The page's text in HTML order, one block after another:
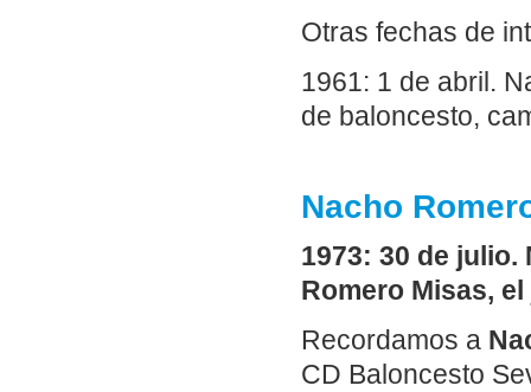
Otras fechas de
1961: 1 de abril.
de baloncesto,
Nacho
1973: 30 de julio.
Romero Misas,
Recordamos a
CD Baloncesto